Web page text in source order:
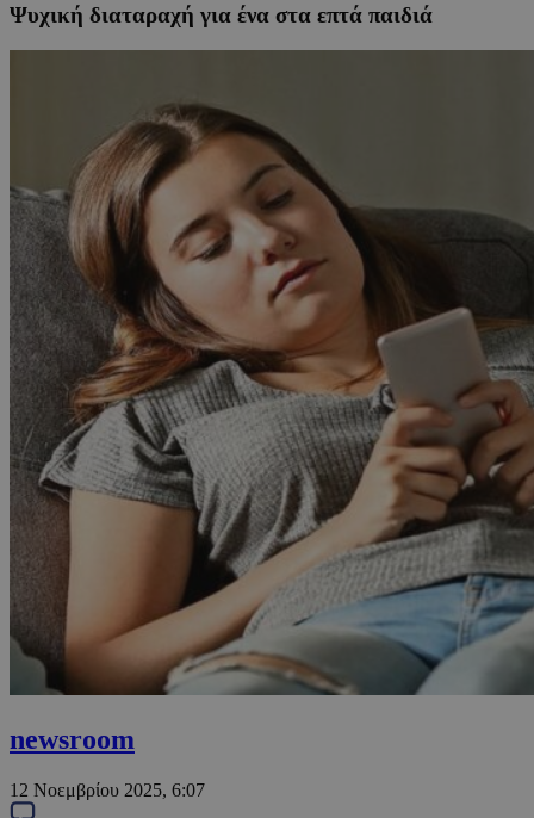
Ψυχική διαταραχή για ένα στα επτά παιδιά
newsroom
12 Νοεμβρίου 2025, 6:07